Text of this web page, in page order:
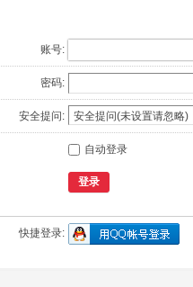
账号:
密码:
安全提问:
自动登录
登录
快捷登录: